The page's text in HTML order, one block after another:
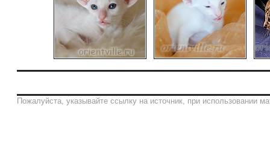
Пожалуйста, указывайте ссылку на источник, при использовании